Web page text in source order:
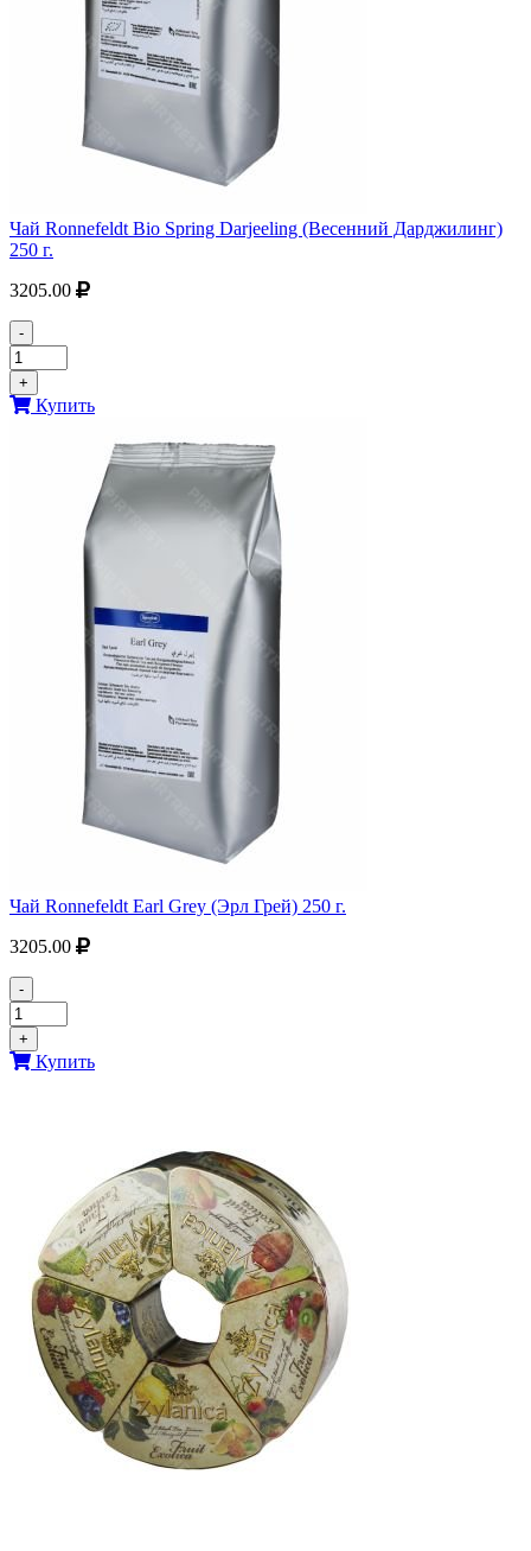
Чай Ronnefeldt Bio Spring Darjeeling (Весенний Дарджилинг)
250 г.
3205.00
-
+
Купить
Чай Ronnefeldt Earl Grey (Эрл Грей) 250 г.
3205.00
-
+
Купить